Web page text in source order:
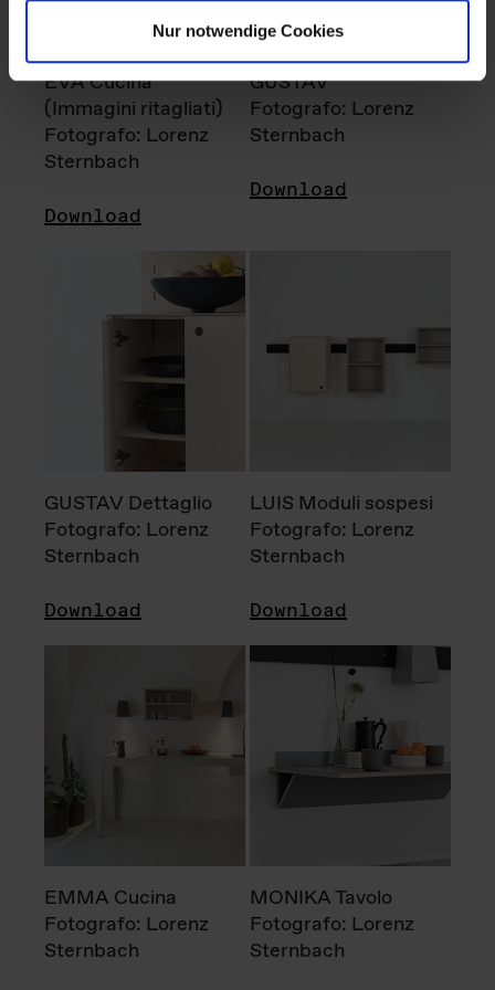
Nur notwendige Cookies
EVA Cucina
(Immagini ritagliati)
Fotografo: Lorenz
Sternbach
Download
GUSTAV
Fotografo: Lorenz
Sternbach
Download
GUSTAV Dettaglio
Fotografo: Lorenz
Sternbach
Download
LUIS Moduli sospesi
Fotografo: Lorenz
Sternbach
Download
EMMA Cucina
Fotografo: Lorenz
Sternbach
MONIKA Tavolo
Fotografo: Lorenz
Sternbach